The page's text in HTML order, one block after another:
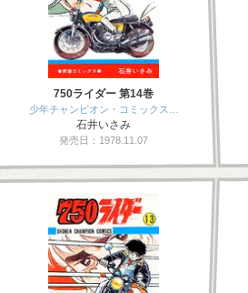
750ライダー 第14巻
少年チャンピオン・コミックス…
石井いさみ
発売日：1978.11.07